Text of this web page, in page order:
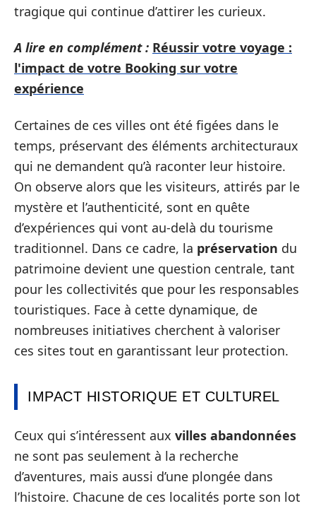
tragique qui continue d’attirer les curieux.
A lire en complément : Réussir votre voyage :
l'impact de votre Booking sur votre
expérience
Certaines de ces villes ont été figées dans le
temps, préservant des éléments architecturaux
qui ne demandent qu’à raconter leur histoire.
On observe alors que les visiteurs, attirés par le
mystère et l’authenticité, sont en quête
d’expériences qui vont au-delà du tourisme
traditionnel. Dans ce cadre, la préservation du
patrimoine devient une question centrale, tant
pour les collectivités que pour les responsables
touristiques. Face à cette dynamique, de
nombreuses initiatives cherchent à valoriser
ces sites tout en garantissant leur protection.
IMPACT HISTORIQUE ET CULTUREL
Ceux qui s’intéressent aux villes abandonnées
ne sont pas seulement à la recherche
d’aventures, mais aussi d’une plongée dans
l’histoire. Chacune de ces localités porte son lot